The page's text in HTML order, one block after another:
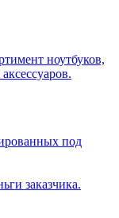
ноутбуков,
под
заказчика.